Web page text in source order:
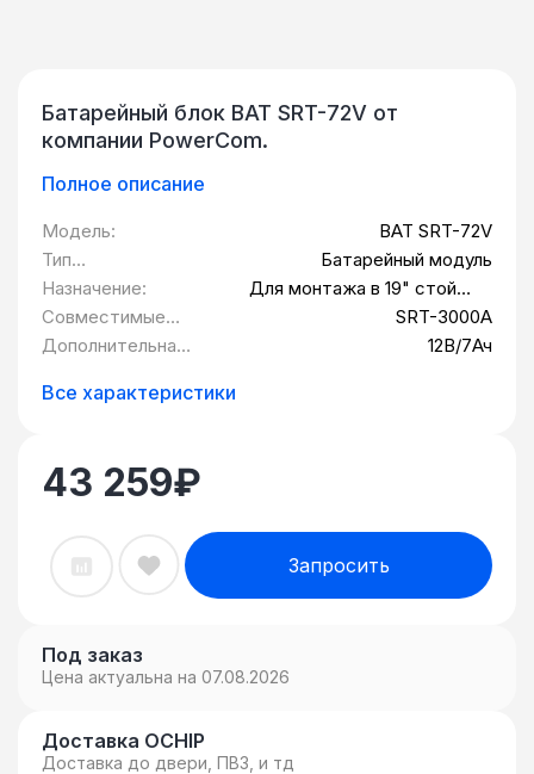
Батарейный блок BAT SRT-72V от
компании PowerCom.
Полное описание
Модель:
BAT SRT-72V
Тип
оборудования:
Батарейный модуль
Назначение:
Для монтажа в 19" стойку
дополнительного комплекта
батарей
Совместимые
устройства:
SRT-3000A
Дополнительная
12В/7Ач
Все характеристики
43 259₽
Запросить
Под заказ
Цена актуальна на 07.08.2026
Доставка OCHIP
Доставка до двери, ПВЗ, и тд